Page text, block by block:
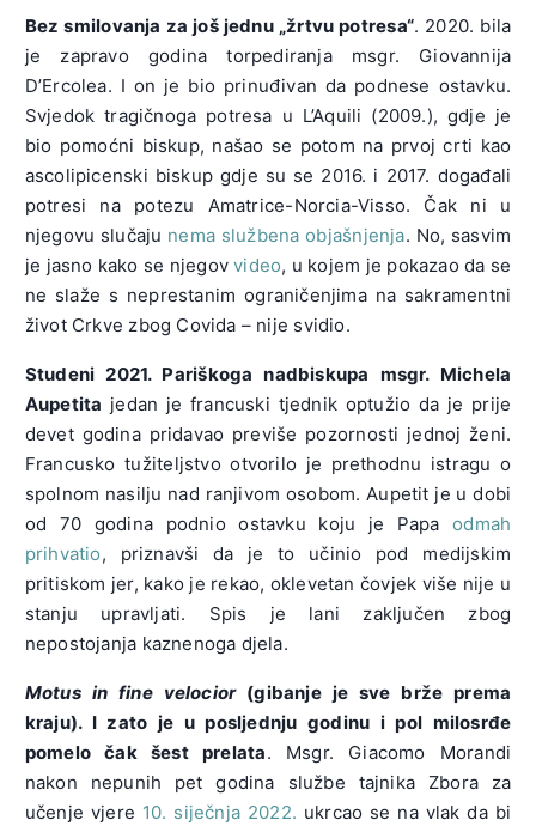
Bez smilovanja za još jednu „žrtvu potresa“. 2020. bila
je zapravo godina torpediranja msgr. Giovannija
D’Ercolea. I on je bio prinuđivan da podnese ostavku.
Svjedok tragičnoga potresa u L’Aquili (2009.), gdje je
bio pomoćni biskup, našao se potom na prvoj crti kao
ascolipicenski biskup gdje su se 2016. i 2017. događali
potresi na potezu Amatrice-Norcia-Visso. Čak ni u
njegovu slučaju nema službena objašnjenja. No, sasvim
je jasno kako se njegovvideo, u kojem je pokazao da se
ne slaže s neprestanim ograničenjima na sakramentni
život Crkve zbog Covida – nije svidio.
Studeni 2021. Pariškoga nadbiskupa msgr. Michela
Aupetita jedan je francuski tjednik optužio da je prije
devet godina pridavao previše pozornosti jednoj ženi.
Francusko tužiteljstvo otvorilo je prethodnu istragu o
spolnom nasilju nad ranjivom osobom. Aupetit je u dobi
od 70 godina podnio ostavku koju je Papaodmah
prihvatio, priznavši da je to učinio pod medijskim
pritiskom jer, kako je rekao, oklevetan čovjek više nije u
stanju upravljati. Spis je lani zaključen zbog
nepostojanja kaznenoga djela.
Motus in fine velocior(gibanje je sve brže prema
kraju). I zato je u posljednju godinu ipol milosrđe
pomelo čak šest prelata. Msgr. Giacomo Morandi
nakon nepunih pet godina službe tajnika Zbora za
učenje vjere 10. siječnja 2022. ukrcao se na vlak da bi